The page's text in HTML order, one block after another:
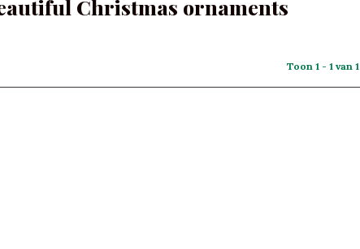
Christmas ornaments
Toon 1 - 1 van 1